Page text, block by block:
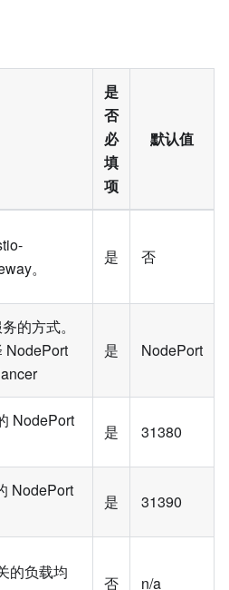
是
否
必
填
项
默认值
。
是 否
的方式。
NodePort
是 NodePort
NodePort
是 31380
NodePort
是 31390
的负载均
否 n/a